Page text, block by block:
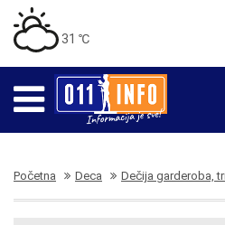
31 ℃
Početna Deca Dečija garderoba,